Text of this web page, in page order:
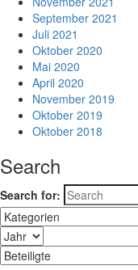
September 2021
Juli 2021
Oktober 2020
Mai 2020
April 2020
November 2019
Oktober 2019
Oktober 2018
Search
Search for: